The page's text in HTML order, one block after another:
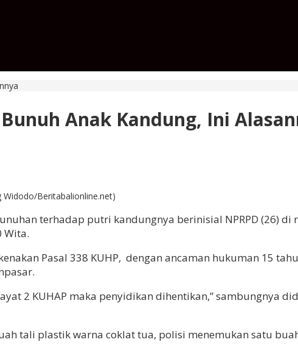
Anak Kandung, Ini
Widodo/Beritabalionline.net)
terhadap putri kandungnya berinisial NPRPD (26)
Wita.
Pasal 338 KUHP, dengan ancaman hukuman 15
2 KUHAP maka penyidikan dihentikan,” sambungnya
tali plastik warna coklat tua, polisi menemukan satu